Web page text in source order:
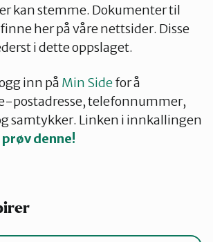
kan stemme. Dokumenter til
her på våre nettsider. Disse
i dette oppslaget.
inn på Min Sidefor å
postadresse, telefonnummer,
samtykker. Linken i innkallingen
prøv denne!